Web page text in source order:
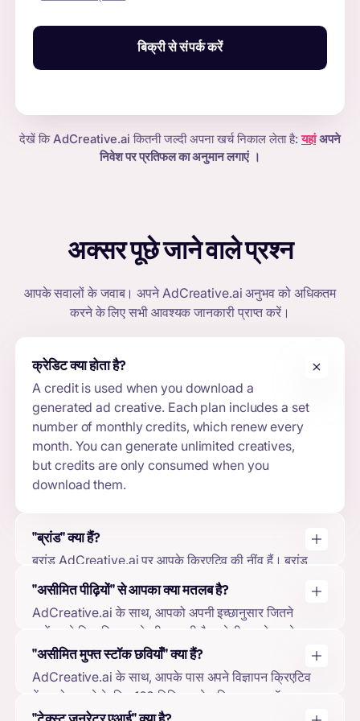
बिक्री से संपर्क करें
देखें कि AdCreative.ai कितनी जल्दी अपना खर्च निकाल लेता है:यहां अपने
निवेश पर प्रतिफल का अनुमान लगाएं ।
अक्सर पूछे जाने वाले प्रश्न
आपके सवालों के जवाब। अपने AdCreative.ai अनुभव को अधिकतम
करने के लिए सभी आवश्यक जानकारी प्राप्त करें।
क्रेडिटक्या होता है?
A credit is used when you download a
generated ad creative. Each plan includes a set
number of monthly credits, which renew every
month. You can generate unlimited creatives,
but credits are only consumed when you
download them.
"ब्रांड" क्या हैं?
ब्रांड AdCreative.ai पर आपके क्रिएटिव की नींव हैं। ब्रांड
बनाकर, आप अपना लोगो, ब्रांड रंग, ब्रांड विवरण अपलोड कर
सकते हैं और अपने विज्ञापन खातों को कनेक्ट कर सकते हैं. यह
हमारे मशीन-लर्निंग मॉडल को आपके रचनात्मक डिजाइनों और
है, जिससे उच्चतम गुणवत्ता वाले आउटपुट सुनिश्चित होते हैं।
"असीमित पीढ़ियों" से आपका क्या मतलब है?
AdCreative.ai के साथ, आपको अपनी इच्छानुसार जितने
चाहें उतने क्रिएटिव बनाने की आज़ादी है, भले ही आपने अपने
सभी डाउनलोड का इस्तेमाल किया हो या नहीं। आप अपने
डाउनलोड का इस्तेमाल तभी करेंगे जब आप अपने द्वारा बनाए गए
क्रिएटिव को डाउनलोड करना चुनेंगे।
"असीमित मुफ्त स्टॉक छवियाँ" क्या हैं?
AdCreative.ai के साथ, आपके पास अपने विज्ञापन क्रिएटिव
में उपयोग करने के लिए 100 मिलियन से अधिक मुफ्त स्टॉक
छवियों तक पहुंच है। ये छवियां हर पैकेज के साथ शामिल हैं, और